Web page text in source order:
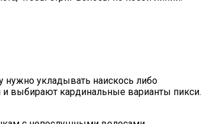
укладывать наискось либо
выбирают кардинальные варианты пикси.